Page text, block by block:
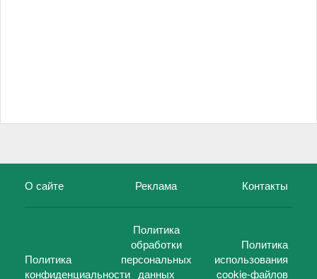
О сайте Реклама Контакты
Политика
конфиденциальности
Политика
обработки
персональных
данных
Политика
использования
cookie-файлов